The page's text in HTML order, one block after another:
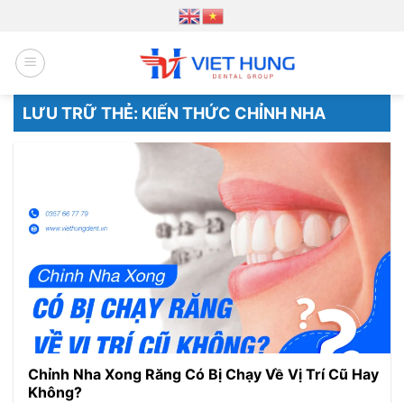
nội
dung
LƯU TRỮ THẺ: KIẾN THỨC CHỈNH NHA
Chỉnh Nha Xong Răng Có Bị Chạy Về Vị Trí Cũ Hay
Không?